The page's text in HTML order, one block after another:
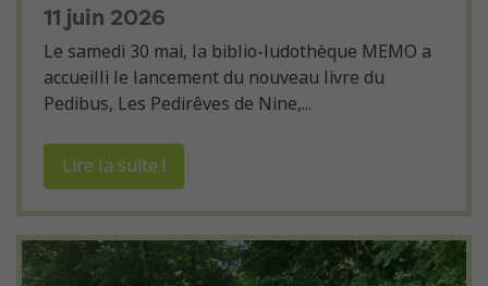
11 juin 2026
Le samedi 30 mai, la biblio-ludothèque MEMO a
accueilli le lancement du nouveau livre du
Pedibus, Les Pedirêves de Nine,...
Lire la suite !